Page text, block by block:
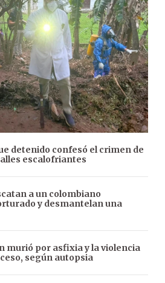
detenido confesó el crimen de
escalofriantes
a un colombiano
y desmantelan una
murió por asfixia y la violencia
según autopsia